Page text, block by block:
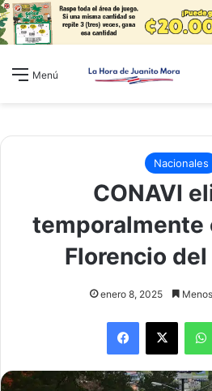
Menú
Nacionales
CONAVI
temporalmente
Florencio
enero 8, 2025